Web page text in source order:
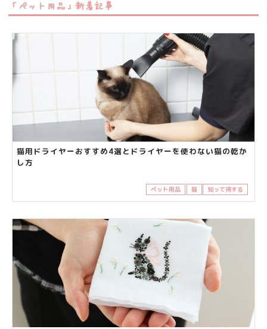
「ペット用品」新着記事
猫用ドライヤーおすすめ4選とドライヤーを使わない猫の乾か
し方
ペット用品 猫 知って得する